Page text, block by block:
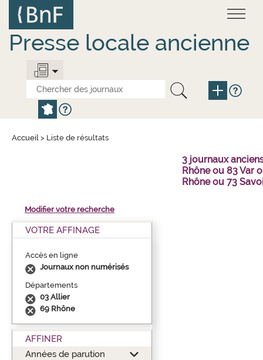
contenu
principal
Presse locale ancienne
Accueil > Liste de résultats
3 journaux
Rhône ou 83 Var
Rhône ou 73
Modifier votre recherche
VOTRE AFFINAGE
Accès en ligne
Journaux non numérisés
Départements
03 Allier
69 Rhône
AFFINER
Années de parution
Panneau de gestion des cookies